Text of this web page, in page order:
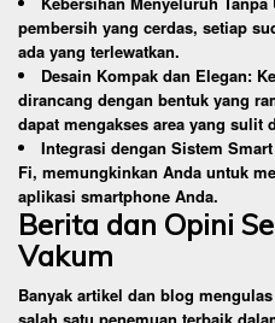
pembersih yang cerdas, setiap
ada yang terlewatkan.
Desain Kompak dan Elegan:
dirancang dengan bentuk yang
dapat mengakses area yang sulit
Integrasi dengan Sistem
Fi, memungkinkan Anda untuk
aplikasi smartphone Anda.
Berita dan Opini
Vakum
Banyak artikel dan blog